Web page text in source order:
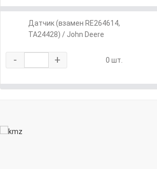
Датчик (взамен RE264614,
TA24428) / John Deere
- + 0 шт.